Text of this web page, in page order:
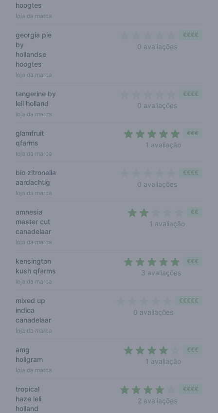
hoogtes
loja da marca
georgia pie
by
hollandse
hoogtes
loja da marca
0 avaliações
€€€€
tangerine by
leli holland
loja da marca
0 avaliações
€€€€
glamfruit
qfarms
loja da marca
1 avaliação
€€€
bio zitronella
aardachtig
loja da marca
0 avaliações
€€€€
amnesia
master cut
canadelaar
loja da marca
1 avaliação
€€
kensington
kush qfarms
loja da marca
3 avaliações
€€€
mixed up
indica
canadelaar
loja da marca
0 avaliações
€€€€€
amg
holigram
loja da marca
1 avaliação
€€€
tropical
haze leli
holland
2 avaliações
€€€€